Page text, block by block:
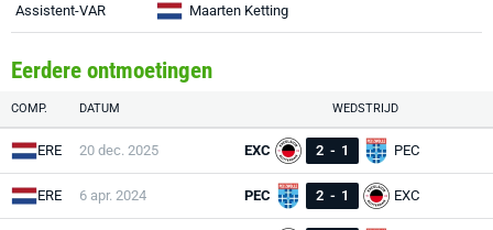
Assistent-VAR Maarten Ketting
Eerdere ontmoetingen
COMP. DATUM WEDSTRIJD
ERE 20 dec. 2025 EXC 2 - 1 PEC
ERE 6 apr. 2024 PEC 2 - 1 EXC